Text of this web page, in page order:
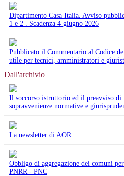
Dipartimento Casa Italia. Avviso
1 e 2 . Scadenza 4 giugno 2026
Pubblicato il Commentario al Codice
utile per tecnici, amministratori e
Dall'archivio
Il soccorso istruttorio ed il preavviso di
sopravvenienze normative e
La newsletter di AOR
Obbligo di aggregazione dei comuni
PNRR - PNC